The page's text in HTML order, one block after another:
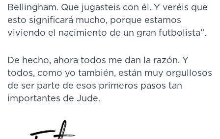
Bellingham. Que jugasteis con él. Y veréis que
esto significará mucho, porque estamos
viviendo el nacimiento de un gran futbolista”.
De hecho, ahora todos me dan la razón. Y
todos, como yo también, están muy orgullosos
de ser parte de esos primeros pasos tan
importantes de Jude.